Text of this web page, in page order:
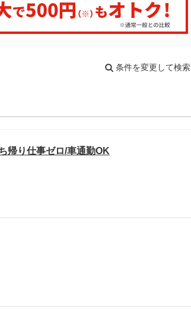
条件を変更して検索
帰り仕事ゼロ/車通勤OK